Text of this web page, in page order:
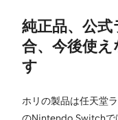
純正品、公
合、今後使
す
ホリの製品は任天堂